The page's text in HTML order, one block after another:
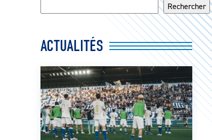
Rechercher
ACTUALITÉS